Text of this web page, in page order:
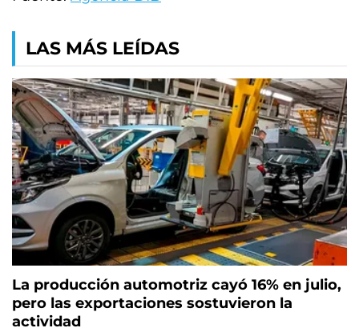
LAS MÁS LEÍDAS
La producción automotriz cayó 16% en julio,
pero las exportaciones sostuvieron la
actividad